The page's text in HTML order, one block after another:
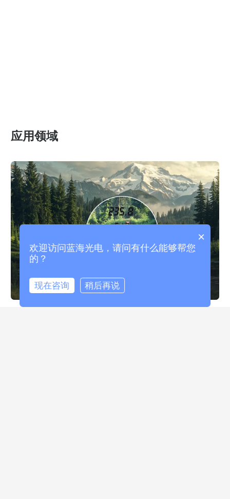
应用领域
查看更多
×
欢迎访问蓝海光电，请问有什么能够帮您
的？
现在咨询 稍后再说